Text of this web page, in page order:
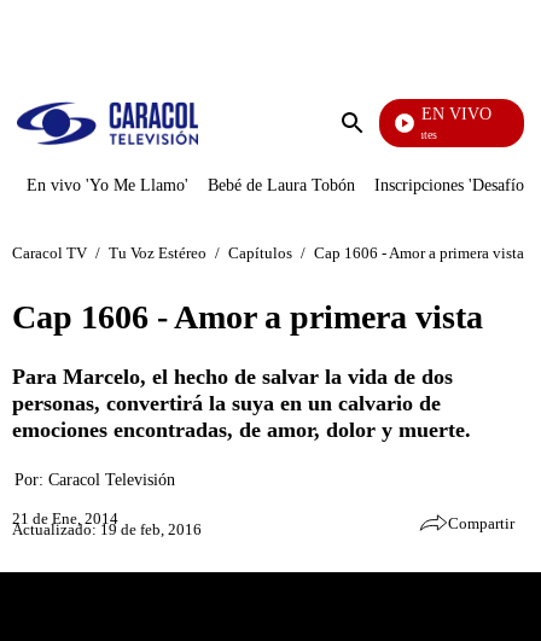
Enviar
EN VIVO
Los Informantes
En vivo 'Yo Me Llamo' Bebé de Laura Tobón Inscripciones 'Desafío'
Caracol TV / Tu Voz Estéreo / Capítulos / Cap 1606 - Amor a primera vista
Cap 1606 - Amor a primera vista
Para Marcelo, el hecho de salvar la vida de dos
personas, convertirá la suya en un calvario de
emociones encontradas, de amor, dolor y muerte.
Por: Caracol Televisión
21 de Ene, 2014
Actualizado: 19 de feb, 2016 Compartir